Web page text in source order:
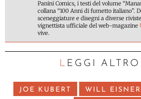
Panini Comics, i testi del volume
collana “100 Anni di fumetto italiano”.
sceneggiature e disegni a diverse
vignettista ufficiale del web-magazine
vive.
LEGGI
JOE KUBERT WILL EISNER